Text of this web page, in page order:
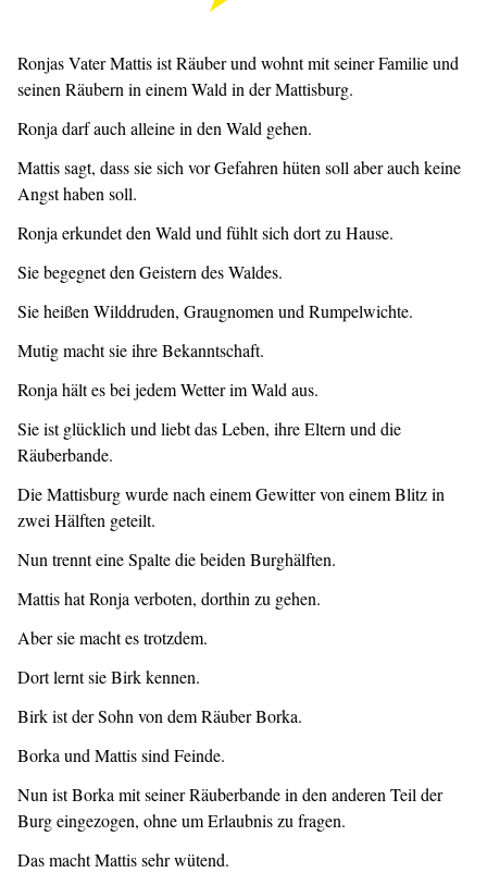
Ronjas Vater Mattis ist Räuber und wohnt mit seiner Familie und
seinen Räubern in einem Wald in der Mattisburg.
Ronja darf auch alleine in den Wald gehen.
Mattis sagt, dass sie sich vor Gefahren hüten soll aber auch keine
Angst haben soll.
Ronja erkundet den Wald und fühlt sich dort zu Hause.
Sie begegnet den Geistern des Waldes.
Sie heißen Wilddruden, Graugnomen und Rumpelwichte.
Mutig macht sie ihre Bekanntschaft.
Ronja hält es bei jedem Wetter im Wald aus.
Sie ist glücklich und liebt das Leben, ihre Eltern und die
Räuberbande.
Die Mattisburg wurde nach einem Gewitter von einem Blitz in
zwei Hälften geteilt.
Nun trennt eine Spalte die beiden Burghälften.
Mattis hat Ronja verboten, dorthin zu gehen.
Aber sie macht es trotzdem.
Dort lernt sie Birk kennen.
Birk ist der Sohn von dem Räuber Borka.
Borka und Mattis sind Feinde.
Nun ist Borka mit seiner Räuberbande in den anderen Teil der
Burg eingezogen, ohne um Erlaubnis zu fragen.
Das macht Mattis sehr wütend.